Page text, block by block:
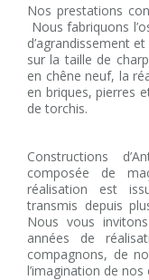
Nos prestations
Nous fabriquons
d’agrandissement
sur la taille de
en chêne neuf, la
en briques, pierres
de torchis.
Constructions
composée de
réalisation est
transmis depuis
Nous vous
années de
compagnons, de
l’imagination de nos